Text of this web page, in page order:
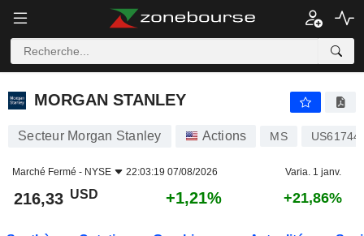
MORGAN STANLEY +1,21%
MORGAN STANLEY
Secteur Morgan Stanley Actions MS
Marché Fermé - NYSE 22:03:19 07/08/2026 Varia. 1 janv.
216,33 USD +1,21% +21,86%